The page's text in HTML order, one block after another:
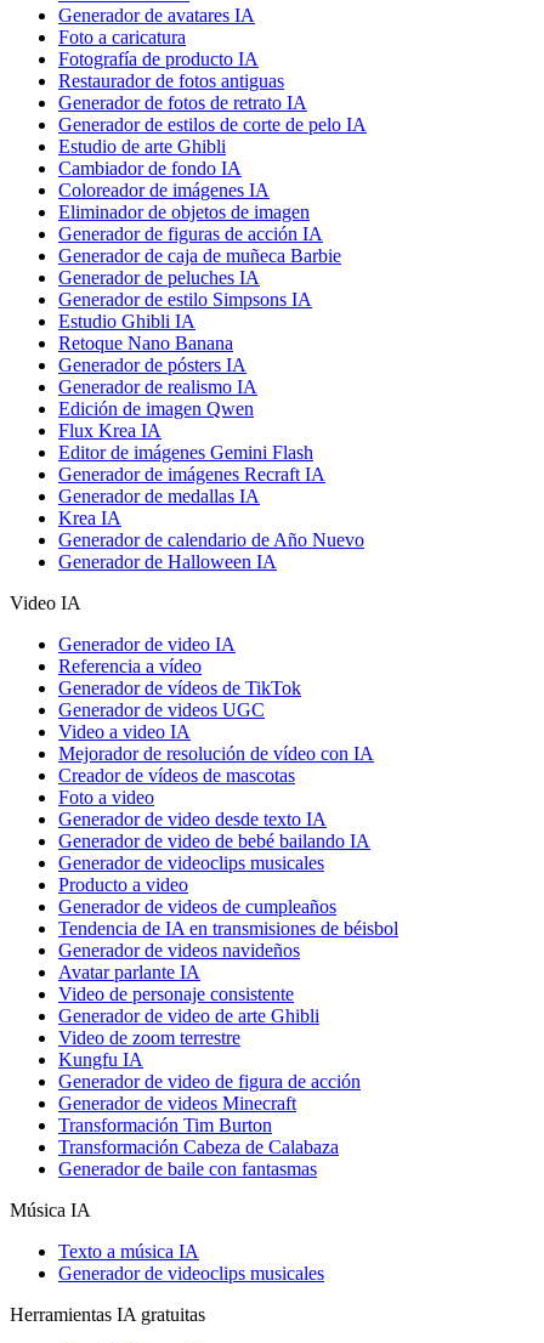
Generador de avatares IA
Foto a caricatura
Fotografía de producto IA
Restaurador de fotos antiguas
Generador de fotos de retrato IA
Generador de estilos de corte de pelo IA
Estudio de arte Ghibli
Cambiador de fondo IA
Coloreador de imágenes IA
Eliminador de objetos de imagen
Generador de figuras de acción IA
Generador de caja de muñeca Barbie
Generador de peluches IA
Generador de estilo Simpsons IA
Estudio Ghibli IA
Retoque Nano Banana
Generador de pósters IA
Generador de realismo IA
Edición de imagen Qwen
Flux Krea IA
Editor de imágenes Gemini Flash
Generador de imágenes Recraft IA
Generador de medallas IA
Krea IA
Generador de calendario de Año Nuevo
Generador de Halloween IA
Video IA
Generador de video IA
Referencia a vídeo
Generador de vídeos de TikTok
Generador de videos UGC
Video a video IA
Mejorador de resolución de vídeo con IA
Creador de vídeos de mascotas
Foto a video
Generador de video desde texto IA
Generador de video de bebé bailando IA
Generador de videoclips musicales
Producto a video
Generador de videos de cumpleaños
Tendencia de IA en transmisiones de béisbol
Generador de videos navideños
Avatar parlante IA
Video de personaje consistente
Generador de video de arte Ghibli
Video de zoom terrestre
Kungfu IA
Generador de video de figura de acción
Generador de videos Minecraft
Transformación Tim Burton
Transformación Cabeza de Calabaza
Generador de baile con fantasmas
Música IA
Texto a música IA
Generador de videoclips musicales
Herramientas IA gratuitas